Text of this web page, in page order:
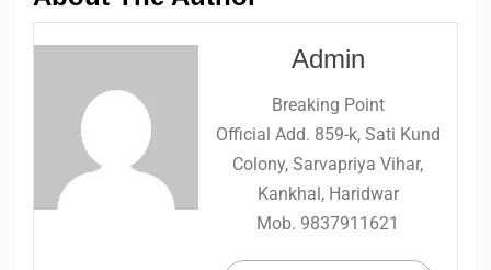
Admin
Breaking Point
Official Add. 859-k, Sati Kund
Colony, Sarvapriya Vihar,
Kankhal, Haridwar
Mob. 9837911621